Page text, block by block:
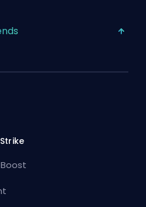
Boost